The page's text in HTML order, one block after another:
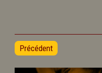
Précédent